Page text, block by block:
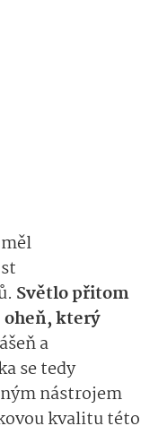
Světlo přitom
, který
a
se tedy
nástrojem
kvalitu této